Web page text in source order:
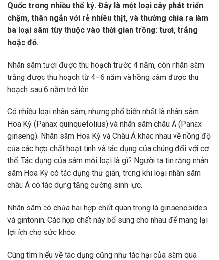
Quốc trong nhiều thế kỷ. Đây là một loại cây phát triển
chậm, thân ngắn với rễ nhiều thịt, và thường chia ra làm
ba loại sâm tùy thuộc vào thời gian trồng: tươi, trắng
hoặc đỏ.
Nhân sâm tươi được thu hoạch trước 4 năm, còn nhân sâm
trắng được thu hoạch từ 4–6 năm và hồng sâm được thu
hoạch sau 6 năm trở lên.
Có nhiều loại nhân sâm, nhưng phổ biến nhất là nhân sâm
Hoa Kỳ (Panax quinquefolius) và nhân sâm châu Á (Panax
ginseng). Nhân sâm Hoa Kỳ và Châu Á khác nhau về nồng độ
của các hợp chất hoạt tính và tác dụng của chúng đối với cơ
thể. Tác dụng của sâm mỗi loại là gì? Người ta tin rằng nhân
sâm Hoa Kỳ có tác dụng thư giãn, trong khi loại nhân sâm
châu Á có tác dụng tăng cường sinh lực.
Nhân sâm có chứa hai hợp chất quan trọng là ginsenosides
và gintonin. Các hợp chất này bổ sung cho nhau để mang lại
lợi ích cho sức khỏe.
Cùng tìm hiểu về tác dụng cũng như tác hại của sâm qua